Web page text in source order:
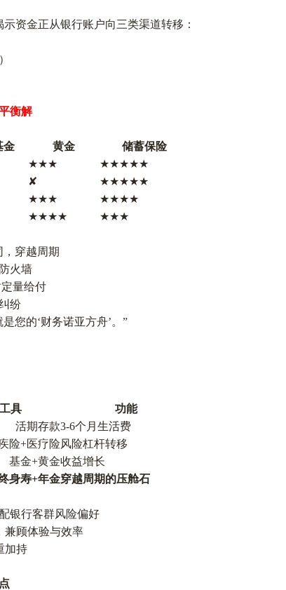
示资金正从银行账户向三类渠道转移：
衡解
金 黄金
储蓄保险
★★★
★★★★★
✘
★★★★★
★★★
★★★★
★★★★
★★★
，穿越周期
火墙
量给付
纷
您的‘财务诺亚方舟’。”
具
功能
活期存款3-6个月生活费
险+医疗险风险杠杆转移
基金+黄金收益增长
身寿+年金穿越周期的压舱石
银行客群风险偏好
兼顾体验与效率
加持